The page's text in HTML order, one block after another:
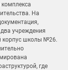
На
учреждения
корпус школы №26.
где